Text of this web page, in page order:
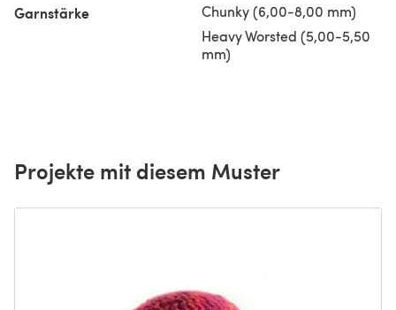
Garnstärke
Chunky (6,00-8,00 mm)
Heavy Worsted (5,00-5,50
mm)
Projekte mit diesem Muster